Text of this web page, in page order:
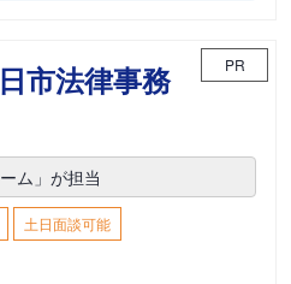
市法律事務
PR
ム」が担当
土日面談可能